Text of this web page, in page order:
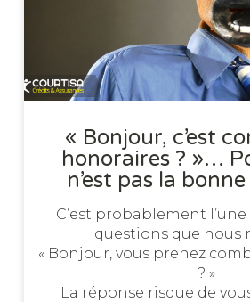
« Bonjour, c’est
honoraires ? »…
n’est pas la
C’est probablement
questions que nous
« Bonjour, vous prenez
? »
La réponse risque de